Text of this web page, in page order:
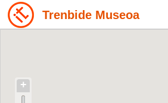
Trenbide Museoa
+